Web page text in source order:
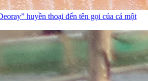
huyền thoại đến tên gọi của cả một